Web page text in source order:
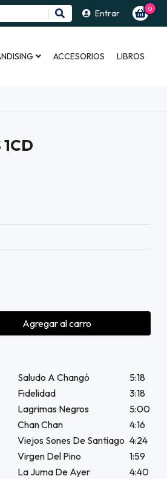
Entrar 0
ACCESORIOS LIBROS
Agregaral carro
Saludo A Changó
5:18
Fidelidad
3:18
Lagrimas Negros
5:00
Chan Chan
4:16
Viejos Sones De Santiago 4:24
Virgen Del Pino
1:59
La Juma De Ayer
4:40